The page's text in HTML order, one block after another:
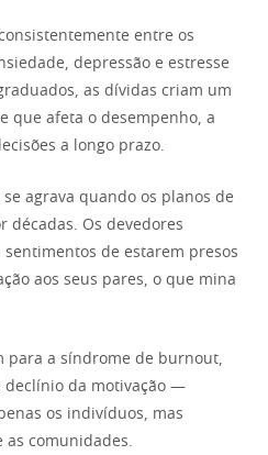
entre os
depressão e estresse
as dívidas criam um
que afeta o desempenho, a
a longo prazo.
agrava quando os planos de
décadas. Os devedores
de estarem presos
aos seus pares, o que mina
para a síndrome de burnout,
declínio da motivação —
os indivíduos, mas
as comunidades.